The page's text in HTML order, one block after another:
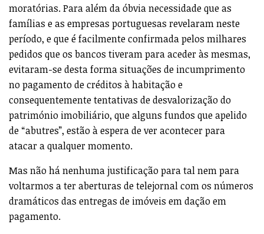
moratórias. Para além da óbvia necessidade que as
famílias e as empresas portuguesas revelaram neste
período, e que é facilmente confirmada pelos milhares
pedidos que os bancos tiveram para aceder às mesmas,
evitaram-se desta forma situações de incumprimento
no pagamento de créditos à habitação e
consequentemente tentativas de desvalorização do
património imobiliário, que alguns fundos que apelido
de “abutres”, estão à espera de ver acontecer para
atacar a qualquer momento.
Mas não há nenhuma justificação para tal nem para
voltarmos a ter aberturas de telejornal com os números
dramáticos das entregas de imóveis em dação em
pagamento.